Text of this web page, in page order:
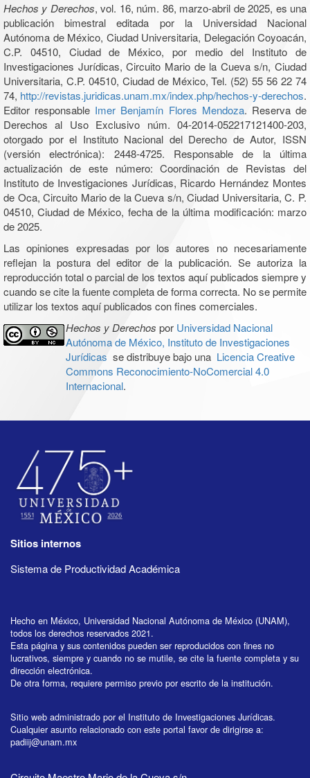
Hechos y Derechos, vol. 16, núm. 86, marzo-abril de 2025, es una
publicación bimestral editada por la Universidad Nacional
Autónoma de México, Ciudad Universitaria, Delegación Coyoacán,
C.P. 04510, Ciudad de México, por medio del Instituto de
Investigaciones Jurídicas, Circuito Mario de la Cueva s/n, Ciudad
Universitaria, C.P. 04510, Ciudad de México, Tel. (52) 55 56 22 74
74, http://revistas.juridicas.unam.mx/index.php/hechos-y-derechos.
Editor responsable Imer Benjamín Flores Mendoza. Reserva de
Derechos al Uso Exclusivo núm. 04-2014-052217121400-203,
otorgado por el Instituto Nacional del Derecho de Autor, ISSN
(versión electrónica): 2448-4725. Responsable de la última
actualización de este número: Coordinación de Revistas del
Instituto de Investigaciones Jurídicas, Ricardo Hernández Montes
de Oca, Circuito Mario de la Cueva s/n, Ciudad Universitaria, C. P.
04510, Ciudad de México, fecha de la última modificación: marzo
de 2025.
Las opiniones expresadas por los autores no necesariamente
reflejan la postura del editor de la publicación. Se autoriza la
reproducción total o parcial de los textos aquí publicados siempre y
cuando se cite la fuente completa de forma correcta. No se permite
utilizar los textos aquí publicados con fines comerciales.
Hechos y Derechos por Universidad Nacional
Autónoma de México, Instituto de Investigaciones
Jurídicas se distribuye bajo una Licencia Creative
Commons Reconocimiento-NoComercial 4.0
Internacional.
Sitios internos
Sistema de Productividad Académica
Hecho en México, Universidad Nacional Autónoma de México (UNAM),
todos los derechos reservados 2021.
Esta página y sus contenidos pueden ser reproducidos con fines no
lucrativos, siempre y cuando no se mutile, se cite la fuente completa y su
dirección electrónica.
De otra forma, requiere permiso previo por escrito de la institución.
Sitio web administrado por el Instituto de Investigaciones Jurídicas.
Cualquier asunto relacionado con este portal favor de dirigirse a:
padiij@unam.mx